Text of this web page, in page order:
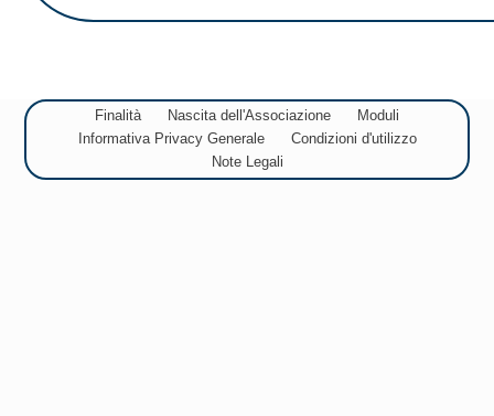
Finalità Nascita dell'Associazione
Moduli
Informativa Privacy Generale
Condizioni d'utilizzo
Note Legali